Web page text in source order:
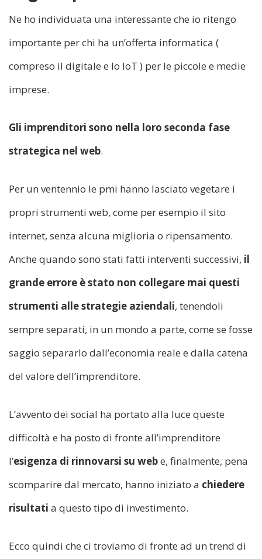
Ne ho individuata una interessante che io ritengo
importante per chi ha un’offerta informatica (
compreso il digitale e lo IoT ) per le piccole e medie
imprese.
Gli imprenditori sono nella loro seconda fase
strategica nel web.
Per un ventennio le pmi hanno lasciato vegetare i
propri strumenti web, come per esempio il sito
internet, senza alcuna miglioria o ripensamento.
Anche quando sono stati fatti interventi successivi, il
grande errore è stato non collegare mai questi
strumenti alle strategie aziendali, tenendoli
sempre separati, in un mondo a parte, come se fosse
saggio separarlo dall’economia reale e dalla catena
del valore dell’imprenditore.
L’avvento dei social ha portato alla luce queste
difficoltà e ha posto di fronte all’imprenditore
l’esigenza di rinnovarsi su webe, finalmente, pena
scomparire dal mercato, hanno iniziato a chiedere
risultati a questo tipo di investimento.
Ecco quindi che ci troviamo di fronte ad un trend di